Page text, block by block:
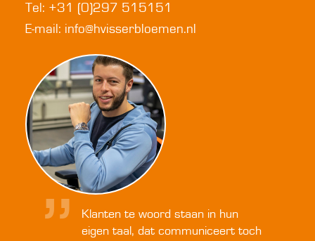
Tel: +31 (0)297 515151
E-mail: info@hvisserbloemen.nl
Klanten te woord staan in hun
eigen taal, dat communiceert toch